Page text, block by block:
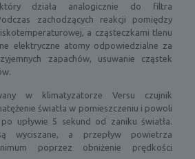
działa analogicznie do filtra
zachodzących reakcji pomiędzy
a cząsteczkami tlenu
elektryczne atomy odpowiedzialne za
zapachów, usuwanie cząstek
w klimatyzatorze Versu czujnik
światła w pomieszczeniu i powoli
upływie 5 sekund od zaniku światła.
wyciszane, a przepływ powietrza
poprzez obniżenie prędkości